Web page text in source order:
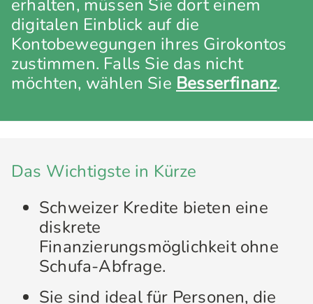
erhalten, müssen Sie dort einem
digitalen Einblick auf die
Kontobewegungen ihres Girokontos
zustimmen. Falls Sie das nicht
möchten, wählen Sie Besserfinanz.
Das Wichtigste in Kürze
Schweizer Kredite bieten eine
diskrete
Finanzierungsmöglichkeit ohne
Schufa-Abfrage.
Sie sind ideal für Personen, die